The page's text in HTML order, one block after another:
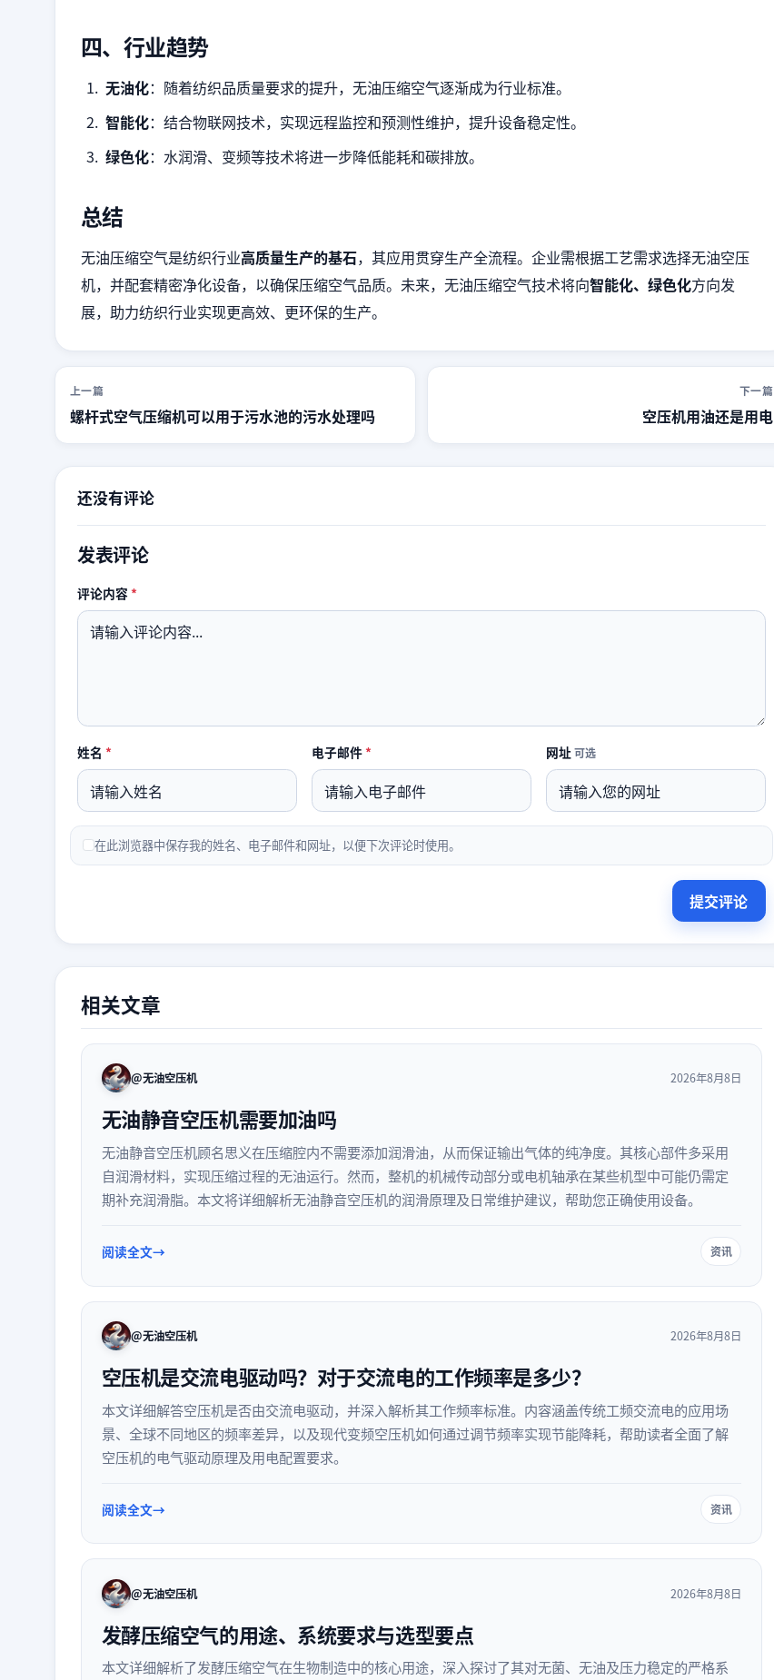
四、行业趋势
无油化：随着纺织品质量要求的提升，无油压缩空气逐渐成为行业标准。
智能化：结合物联网技术，实现远程监控和预测性维护，提升设备稳定性。
绿色化：水润滑、变频等技术将进一步降低能耗和碳排放。
总结
无油压缩空气是纺织行业高质量生产的基石，其应用贯穿生产全流程。企业需根据工艺需求选择无油空压
机，并配套精密净化设备，以确保压缩空气品质。未来，无油压缩空气技术将向智能化、绿色化方向发
展，助力纺织行业实现更高效、更环保的生产。
上一篇
螺杆式空气压缩机可以用于污水池的污水处理吗
下一篇
空压机用油还是用电
还没有评论
发表评论
评论内容*
姓名 * 电子邮件*必填 网址 可选
在此浏览器中保存我的姓名、电子邮件和网址，以便下次评论时使用。
相关文章
@无油空压机 2026年8月8日
无油静音空压机需要加油吗
无油静音空压机顾名思义在压缩腔内不需要添加润滑油，从而保证输出气体的纯净度。其核心部件多采用
自润滑材料，实现压缩过程的无油运行。然而，整机的机械传动部分或电机轴承在某些机型中可能仍需定
期补充润滑脂。本文将详细解析无油静音空压机的润滑原理及日常维护建议，帮助您正确使用设备。
阅读全文 资讯
@无油空压机 2026年8月8日
空压机是交流电驱动吗？对于交流电的工作频率是多少？
本文详细解答空压机是否由交流电驱动，并深入解析其工作频率标准。内容涵盖传统工频交流电的应用场
景、全球不同地区的频率差异，以及现代变频空压机如何通过调节频率实现节能降耗，帮助读者全面了解
空压机的电气驱动原理及用电配置要求。
阅读全文 资讯
@无油空压机 2026年8月8日
发酵压缩空气的用途、系统要求与选型要点
本文详细解析了发酵压缩空气在生物制造中的核心用途，深入探讨了其对无菌、无油及压力稳定的严格系